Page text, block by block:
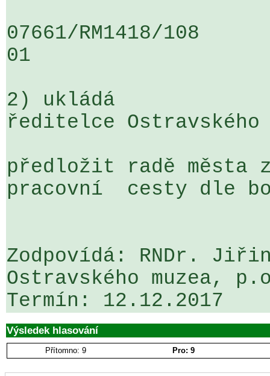
07661/RM1418/
01
2) ukládá
ředitelce Ostravského
předložit radě města
pracovní  cesty dle
Zodpovídá: RNDr.
Ostravského muzea,
Výsledek hlasování
Přítomno: 9 Pro: 9